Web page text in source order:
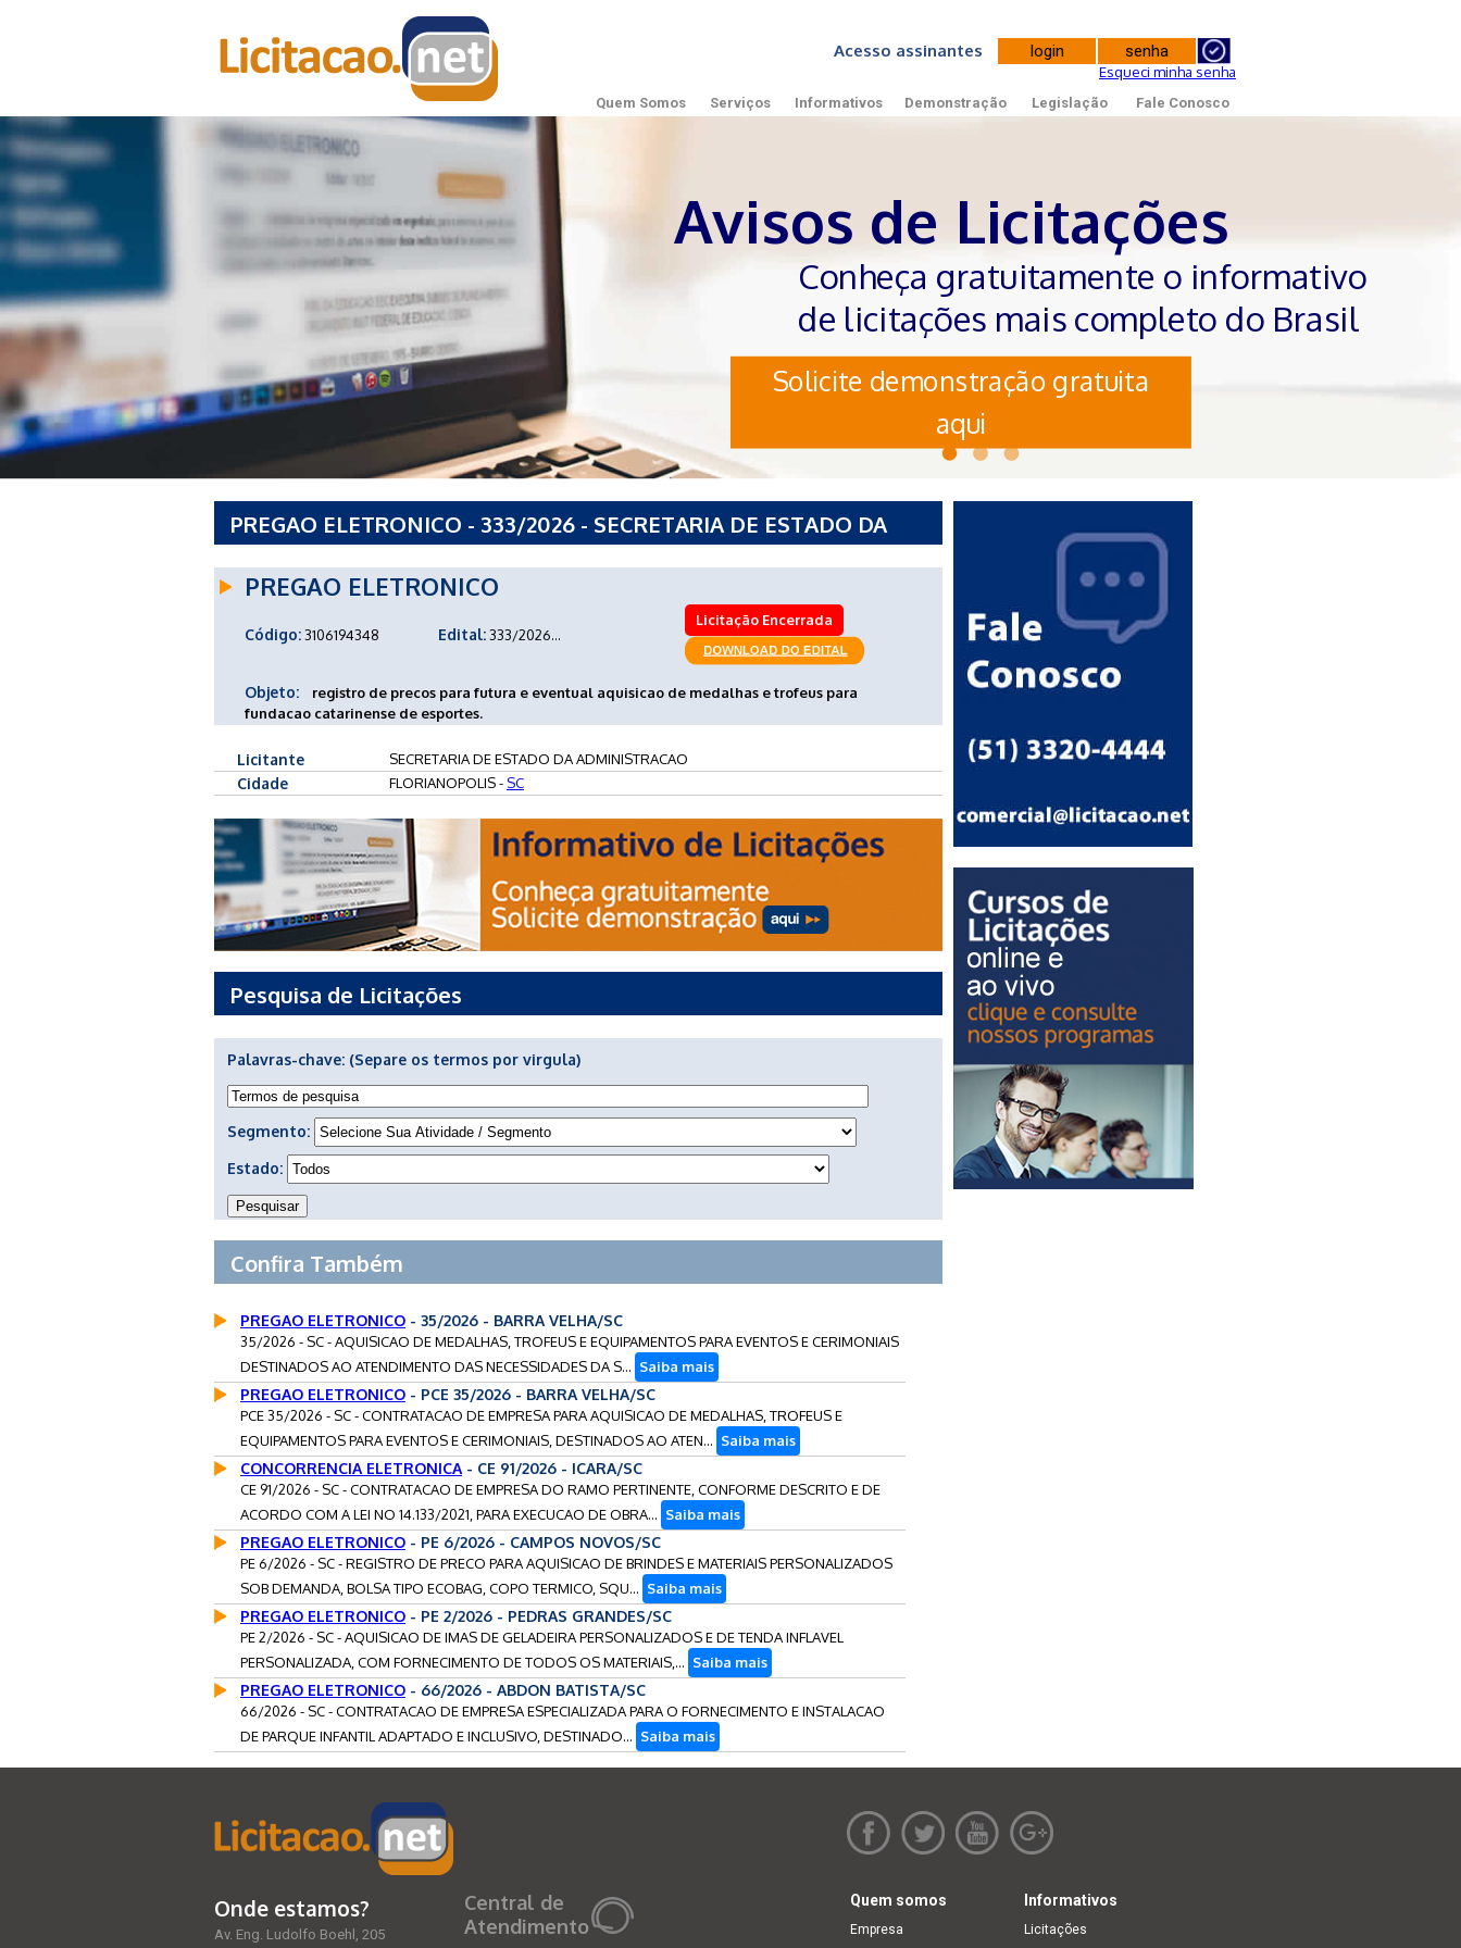
Acesso assinantes
Esqueci minha senha
Quem Somos Serviços Informativos Demonstração Legislação Fale Conosco
Avisos de Licitações
Conheça gratuitamente o informativo
de licitações mais completo do Brasil
Solicite demonstração gratuita
aqui
PREGAO ELETRONICO - 333/2026 - SECRETARIA DE ESTADO DA
PREGAO ELETRONICO
Código:3106194348 Edital:333/2026...
Licitação Encerrada
Objeto:
registro de precos para futura e eventual aquisicao de medalhas e trofeus para
fundacao catarinense de esportes.
Licitante SECRETARIA DE ESTADO DA ADMINISTRACAO
Cidade FLORIANOPOLIS - SC
Pesquisa de Licitações
Palavras-chave: (Separe os termos por virgula)
Segmento:
Estado:
Confira Também
PREGAO ELETRONICO - 35/2026 - BARRA VELHA/SC
35/2026 - SC - AQUISICAO DE MEDALHAS, TROFEUS E EQUIPAMENTOS PARA EVENTOS E CERIMONIAIS
DESTINADOS AO ATENDIMENTO DAS NECESSIDADES DA S... Saiba mais
PREGAO ELETRONICO - PCE 35/2026 - BARRA VELHA/SC
PCE 35/2026 - SC - CONTRATACAO DE EMPRESA PARA AQUISICAO DE MEDALHAS, TROFEUS E
EQUIPAMENTOS PARA EVENTOS E CERIMONIAIS, DESTINADOS AO ATEN... Saiba mais
CONCORRENCIA ELETRONICA - CE 91/2026 - ICARA/SC
CE 91/2026 - SC - CONTRATACAO DE EMPRESA DO RAMO PERTINENTE, CONFORME DESCRITO E DE
ACORDO COM A LEI NO 14.133/2021, PARA EXECUCAO DE OBRA... Saiba mais
PREGAO ELETRONICO - PE 6/2026 - CAMPOS NOVOS/SC
PE 6/2026 - SC - REGISTRO DE PRECO PARA AQUISICAO DE BRINDES E MATERIAIS PERSONALIZADOS
SOB DEMANDA, BOLSA TIPO ECOBAG, COPO TERMICO, SQU... Saiba mais
PREGAO ELETRONICO - PE 2/2026 - PEDRAS GRANDES/SC
PE 2/2026 - SC - AQUISICAO DE IMAS DE GELADEIRA PERSONALIZADOS E DE TENDA INFLAVEL
PERSONALIZADA, COM FORNECIMENTO DE TODOS OS MATERIAIS,... Saiba mais
PREGAO ELETRONICO - 66/2026 - ABDON BATISTA/SC
66/2026 - SC - CONTRATACAO DE EMPRESA ESPECIALIZADA PARA O FORNECIMENTO E INSTALACAO
DE PARQUE INFANTIL ADAPTADO E INCLUSIVO, DESTINADO... Saiba mais
Onde estamos?
Av. Eng. Ludolfo Boehl, 205
Central de
Atendimento
Quem somos
Empresa
Informativos
Licitações